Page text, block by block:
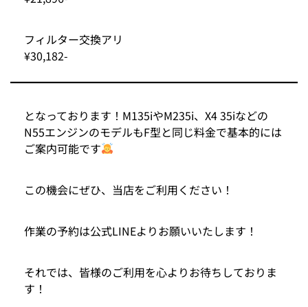
フィルター交換アリ
¥30,182-
となっております！M135iやM235i、X4 35iなどの
N55エンジンのモデルもF型と同じ料金で基本的には
ご案内可能です
この機会にぜひ、当店をご利用ください！
作業の予約は公式LINEよりお願いいたします！
それでは、皆様のご利用を心よりお待ちしておりま
す！